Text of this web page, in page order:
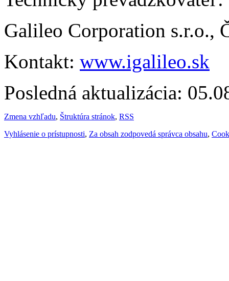
Galileo Corporation s.r.o.,
Kontakt: www.igalileo.sk
Posledná aktualizácia:
Zmena vzhľadu, Štruktúra stránok, RSS
Vyhlásenie o prístupnosti, Za obsah zodpovedá správca obsahu,